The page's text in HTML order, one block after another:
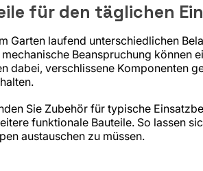
für den täglichen
Garten laufend unterschiedlichen
Beanspruchung können
dabei, verschlissene Komponenten
Sie Zubehör für typische
funktionale Bauteile. So lassen
austauschen zu müssen.